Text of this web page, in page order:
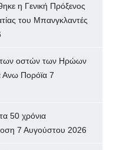
η Γενική Πρόξενος
του Μπανγκλαντές
των oστών των Ηρώων
Ανω Πορόϊα 7
50 χρόνια
7 Αυγούστου 2026